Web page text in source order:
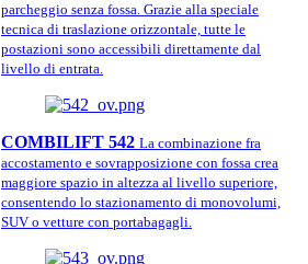
parcheggio senza fossa. Grazie alla speciale
tecnica di traslazione orizzontale, tutte le
postazioni sono accessibili direttamente dal
livello di entrata.
COMBILIFT 542 La combinazione fra
accostamento e sovrapposizione con fossa crea
maggiore spazio in altezza al livello superiore,
consentendo lo stazionamento di monovolumi,
SUV o vetture con portabagagli.